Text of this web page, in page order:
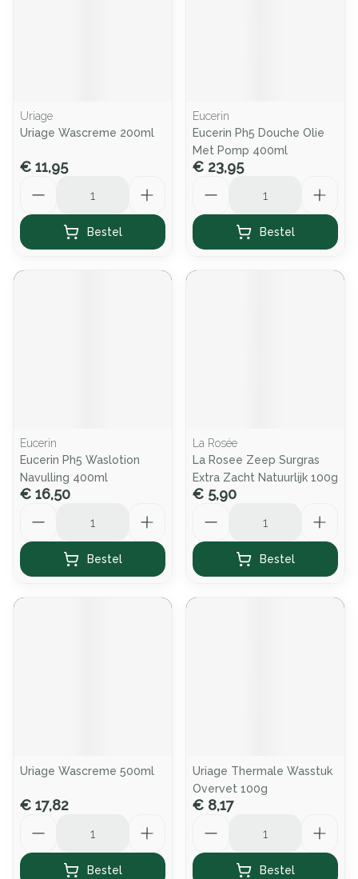
Uriage
Uriage Wascreme 200ml
€ 11,95
Bestel
Eucerin
Eucerin Ph5 Douche Olie
Met Pomp 400ml
€ 23,95
Bestel
Eucerin
Eucerin Ph5 Waslotion
Navulling 400ml
€ 16,50
Bestel
La Rosée
La Rosee Zeep Surgras
Extra Zacht Natuurlijk 100g
€ 5,90
Bestel
Uriage Wascreme 500ml
€ 17,82
Bestel
Uriage Thermale Wasstuk
Overvet 100g
€ 8,17
Bestel